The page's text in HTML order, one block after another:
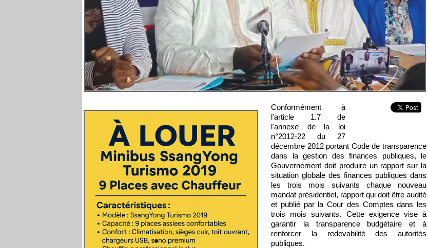
Conformément à
l'article 1.7 de
l'annexe de la loi
n°2012-22 du 27
décembre 2012 portant Code de transparence
dans la gestion des finances publiques, le
Gouvernement doit produire un rapport sur la
situation globale des finances publiques dans
les trois mois suivants chaque nouveau
mandat présidentiel, rapport qui doit être audité
et publié par la Cour des Comptes dans les
trois mois suivants. Cette exigence vise à
garantir la transparence budgétaire et à
renforcer la redevabilité des autorités
publiques.